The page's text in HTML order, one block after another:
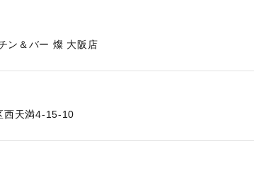
ン＆バー 燦 大阪店
西天満4-15-10